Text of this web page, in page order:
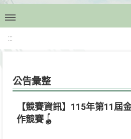
:::
公告彙整
【競賽資訊】115年第11屆
作競賽🪀